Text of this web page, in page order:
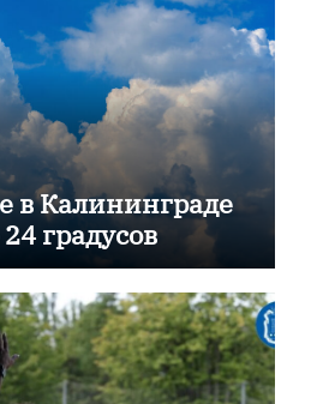
в Калининграде
градусов